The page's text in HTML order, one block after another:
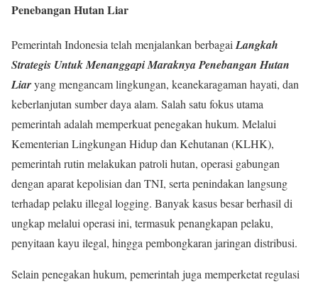
Penebangan Hutan Liar
Pemerintah Indonesia telah menjalankan berbagai Langkah
Strategis Untuk Menanggapi Maraknya Penebangan Hutan
Liaryang mengancam lingkungan, keanekaragaman hayati, dan
keberlanjutan sumber daya alam. Salah satu fokus utama
pemerintah adalah memperkuat penegakan hukum. Melalui
Kementerian Lingkungan Hidup dan Kehutanan (KLHK),
pemerintah rutin melakukan patroli hutan, operasi gabungan
dengan aparat kepolisian dan TNI, serta penindakan langsung
terhadap pelaku illegal logging. Banyak kasus besar berhasil di
ungkap melalui operasi ini, termasuk penangkapan pelaku,
penyitaan kayu ilegal, hingga pembongkaran jaringan distribusi.
Selain penegakan hukum, pemerintah juga memperketat regulasi